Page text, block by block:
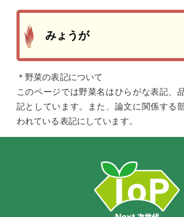
みょうが
＊野菜の表記について
このページでは野菜名はひらがな表記、
記としています。また、論文に関係する
われている表記にしています。